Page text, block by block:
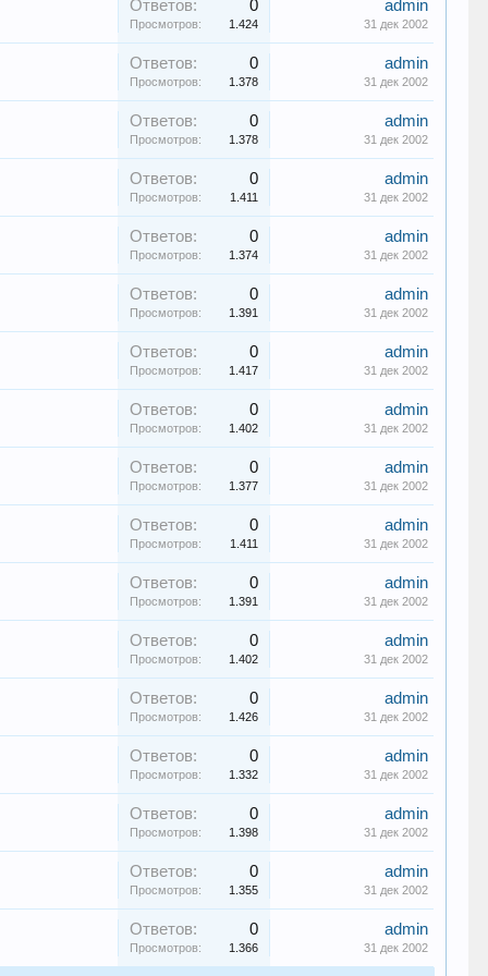
Ответов: 0
Просмотров: 1.424
admin
31 дек 2002
Ответов: 0
Просмотров: 1.378
admin
31 дек 2002
Ответов: 0
Просмотров: 1.378
admin
31 дек 2002
Ответов: 0
Просмотров: 1.411
admin
31 дек 2002
Ответов: 0
Просмотров: 1.374
admin
31 дек 2002
Ответов: 0
Просмотров: 1.391
admin
31 дек 2002
Ответов: 0
Просмотров: 1.417
admin
31 дек 2002
Ответов: 0
Просмотров: 1.402
admin
31 дек 2002
Ответов: 0
Просмотров: 1.377
admin
31 дек 2002
Ответов: 0
Просмотров: 1.411
admin
31 дек 2002
Ответов: 0
Просмотров: 1.391
admin
31 дек 2002
Ответов: 0
Просмотров: 1.402
admin
31 дек 2002
Ответов: 0
Просмотров: 1.426
admin
31 дек 2002
Ответов: 0
Просмотров: 1.332
admin
31 дек 2002
Ответов: 0
Просмотров: 1.398
admin
31 дек 2002
Ответов: 0
Просмотров: 1.355
admin
31 дек 2002
Ответов: 0
Просмотров: 1.366
admin
31 дек 2002